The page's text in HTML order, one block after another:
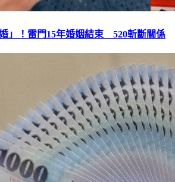
」！雷門15年婚姻結束 520斬斷關係